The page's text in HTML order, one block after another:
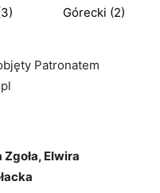
Górecki (2)
Patronatem
Zgoła, Elwira